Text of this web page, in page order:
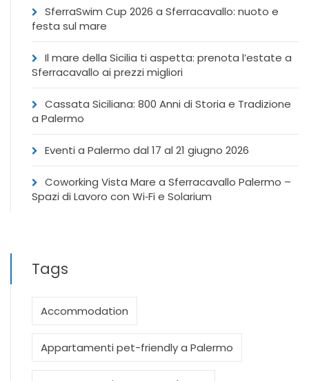
SferraSwim Cup 2026 a Sferracavallo: nuoto e
festa sul mare
Il mare della Sicilia ti aspetta: prenota l’estate a
Sferracavallo ai prezzi migliori
Cassata Siciliana: 800 Anni di Storia e Tradizione
a Palermo
Eventi a Palermo dal 17 al 21 giugno 2026
Coworking Vista Mare a Sferracavallo Palermo –
Spazi di Lavoro con Wi‑Fi e Solarium
Tags
Accommodation
Appartamenti pet-friendly a Palermo